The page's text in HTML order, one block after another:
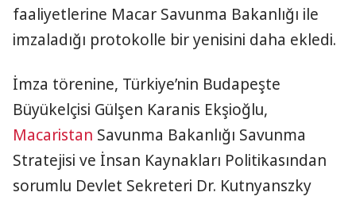
faaliyetlerine Macar Savunma Bakanlığı ile
imzaladığı protokolle bir yenisini daha ekledi.
İmza törenine, Türkiye’nin Budapeşte
Büyükelçisi Gülşen Karanis Ekşioğlu,
Macaristan Savunma Bakanlığı Savunma
Stratejisi ve İnsan Kaynakları Politikasından
sorumlu Devlet Sekreteri Dr. Kutnyanszky